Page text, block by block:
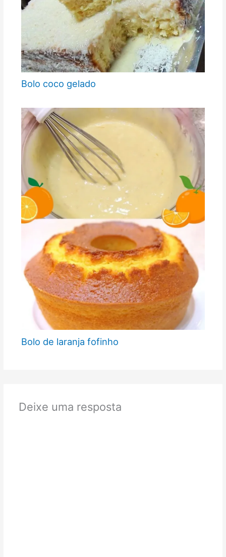
Bolo coco gelado
Bolo de laranja fofinho
Deixe uma resposta